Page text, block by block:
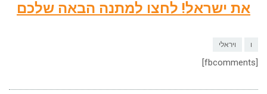
את ישראל! לחצו למתנה הבאה שלכם
ו ויראלי
[fbcomments]